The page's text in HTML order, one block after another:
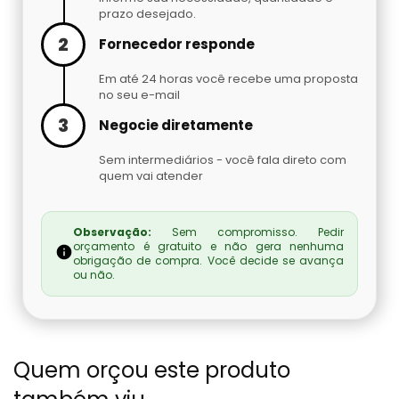
Embaladora De Brindes
Embaladora De Café
Embaladora De Fechaduras E Maçanetas
Embaladora De Massas
Embaladora De Pó
Embaladora Invertida
Fábrica De Máquinas Empacotadoras
Fábrica De Seladoras
prazo desejado.
2 Fornecedor responde
Em até 24 horas você recebe uma proposta
no seu e-mail
3 Negocie diretamente
Sem intermediários - você fala direto com
quem vai atender
Observação: Sem compromisso. Pedir
orçamento é gratuito e não gera nenhuma
obrigação de compra. Você decide se avança
ou não.
Quem orçou este produto